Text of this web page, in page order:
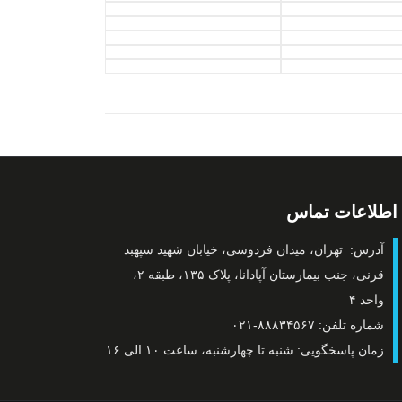
اطلاعات تماس
آدرس: تهران، میدان فردوسی، خیابان شهید سپهبد
قرنی، جنب بیمارستان آپادانا، پلاک ۱۳۵، طبقه ۲،
واحد ۴
شماره تلفن: ۸۸۸۳۴۵۶۷-۰۲۱
زمان پاسخگویی: شنبه تا چهارشنبه، ساعت ۱۰ الی ۱۶